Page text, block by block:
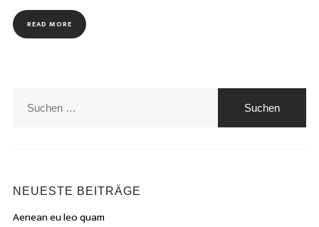
READ MORE
nach:
NEUESTE BEITRÄGE
Aenean eu leo quam